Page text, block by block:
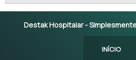
Destak Hospitalar -
INÍCIO